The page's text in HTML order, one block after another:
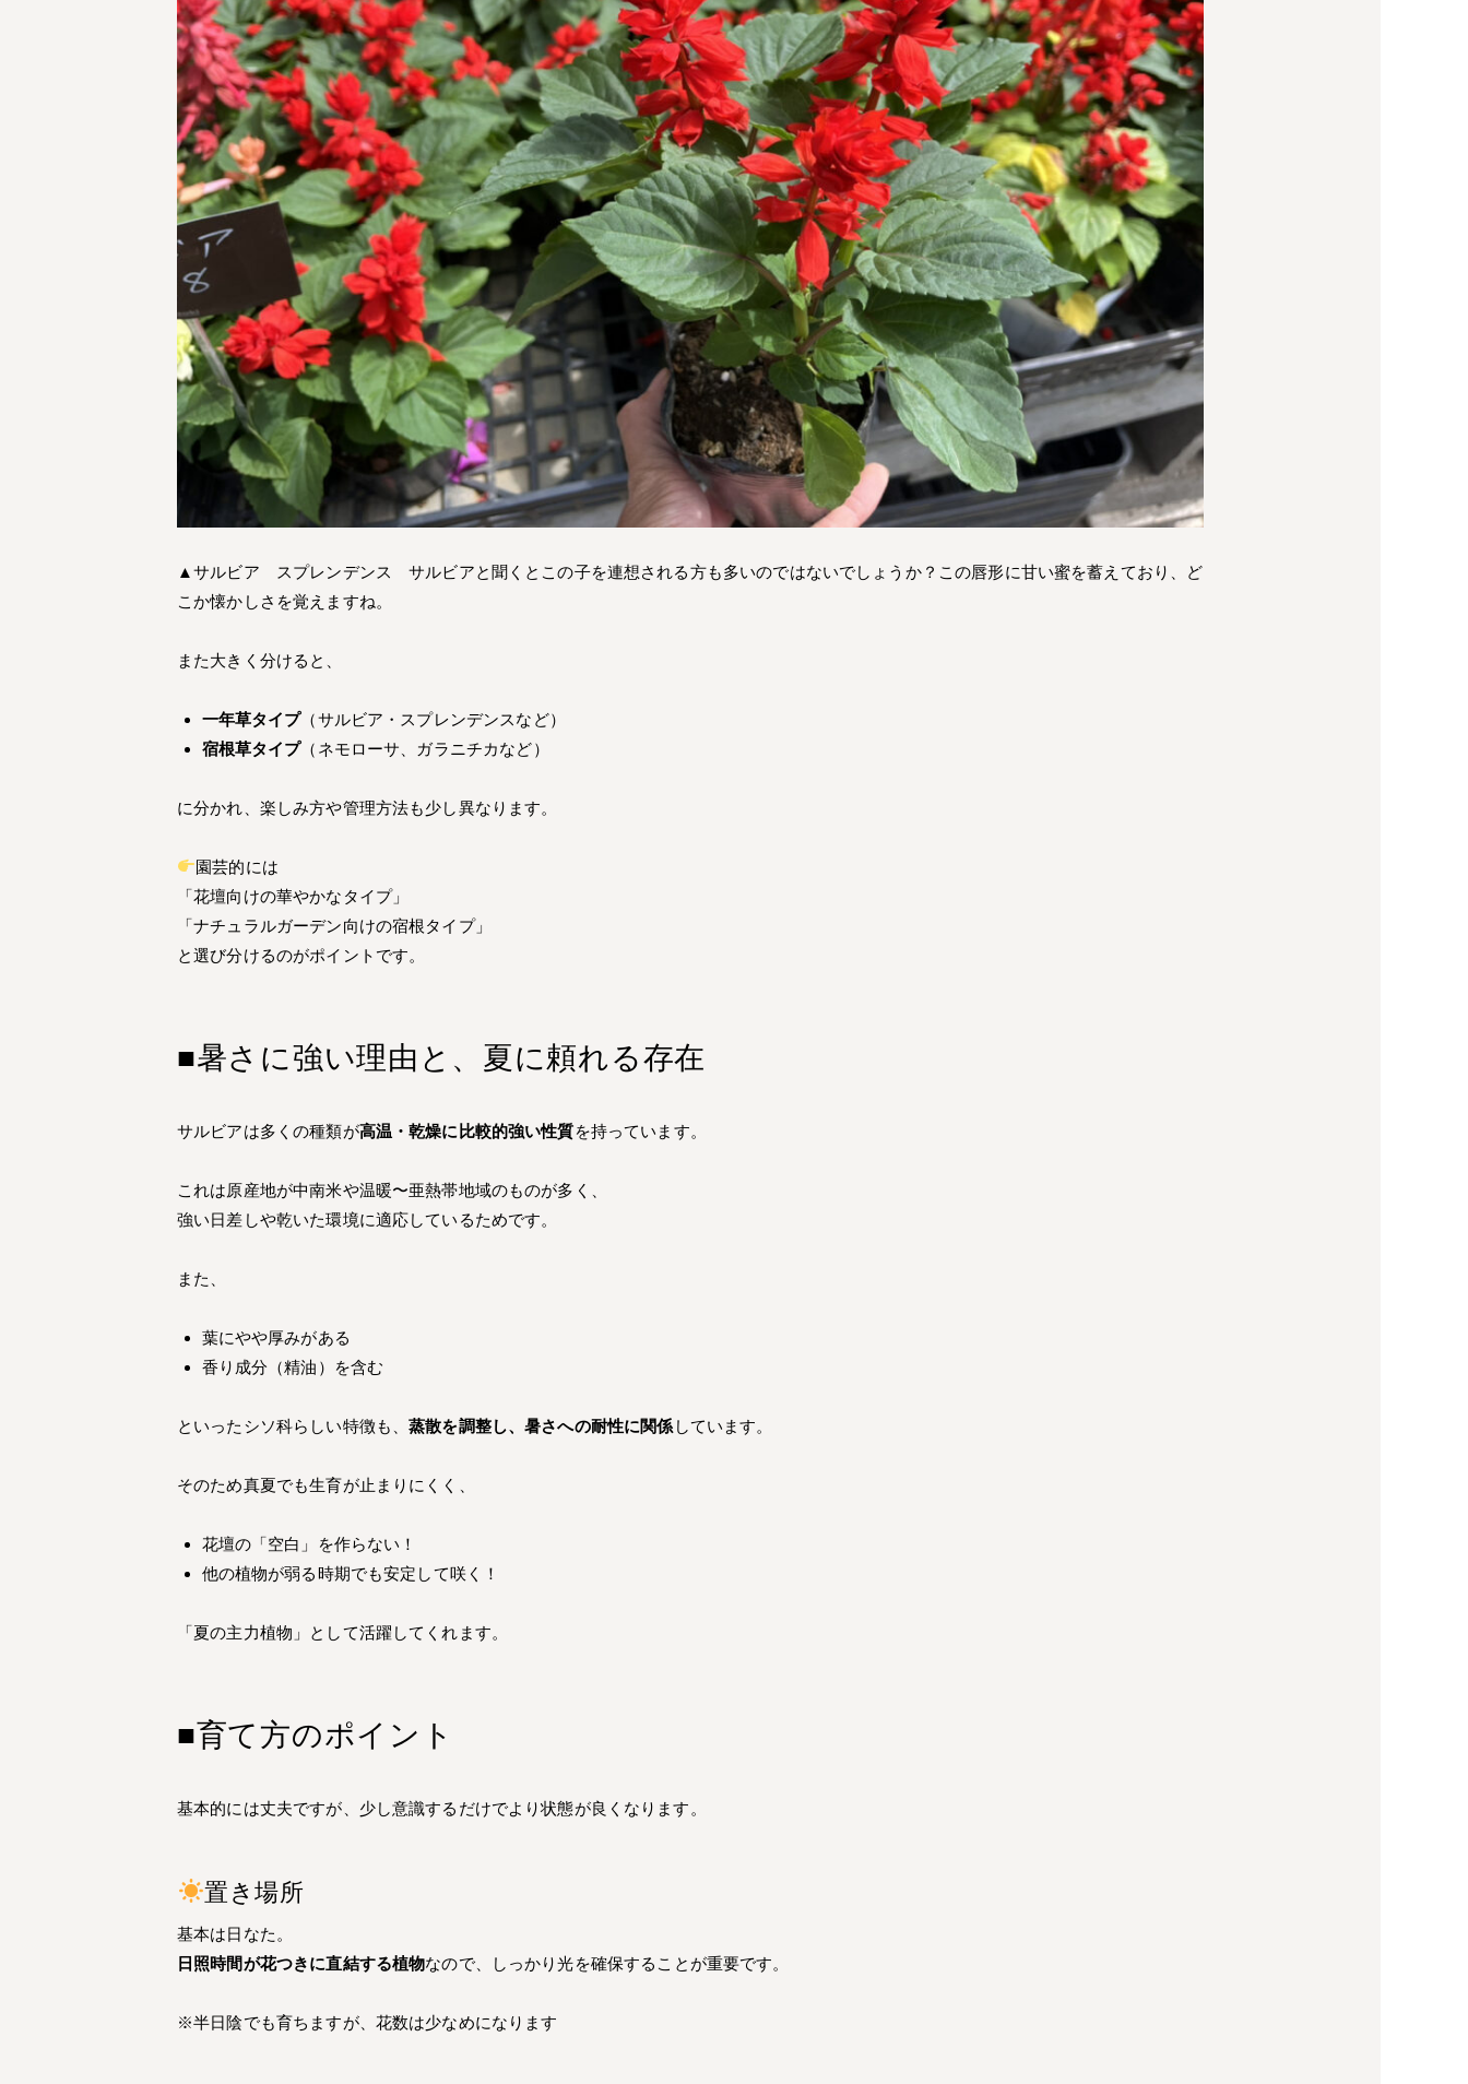
▲サルビア スプレンデンス サルビアと聞くとこの子を連想される方も多いのではないでしょうか？この唇形に甘い蜜を蓄えており、ど
こか懐かしさを覚えますね。
また大きく分けると、
一年草タイプ（サルビア・スプレンデンスなど）
宿根草タイプ（ネモローサ、ガラニチカなど）
に分かれ、楽しみ方や管理方法も少し異なります。
園芸的には
「花壇向けの華やかなタイプ」
「ナチュラルガーデン向けの宿根タイプ」
と選び分けるのがポイントです。
■暑さに強い理由と、夏に頼れる存在
サルビアは多くの種類が高温・乾燥に比較的強い性質を持っています。
これは原産地が中南米や温暖〜亜熱帯地域のものが多く、
強い日差しや乾いた環境に適応しているためです。
また、
葉にやや厚みがある
香り成分（精油）を含む
といったシソ科らしい特徴も、蒸散を調整し、暑さへの耐性に関係 しています。
そのため真夏でも生育が止まりにくく、
花壇の「空白」を作らない！
他の植物が弱る時期でも安定して咲く！
「夏の主力植物」として活躍してくれます。
■育て方のポイント
基本的には丈夫ですが、少し意識するだけでより状態が良くなります。
置き場所
基本は日なた。
日照時間が花つきに直結する植物なので、しっかり光を確保することが重要です。
※半日陰でも育ちますが、花数は少なめになります